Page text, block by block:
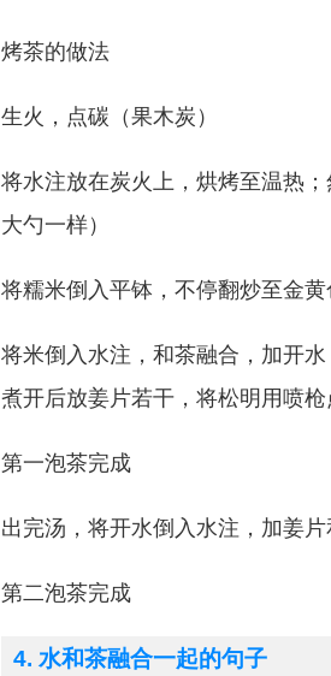
烤茶的做法
生火，点碳（果木炭）
将水注放在炭火上，烘烤至温热
大勺一样）
将糯米倒入平钵，不停翻炒至金
将米倒入水注，和茶融合，加开
煮开后放姜片若干，将松明用喷
第一泡茶完成
出完汤，将开水倒入水注，加姜
第二泡茶完成
4. 水和茶融合一起的句子